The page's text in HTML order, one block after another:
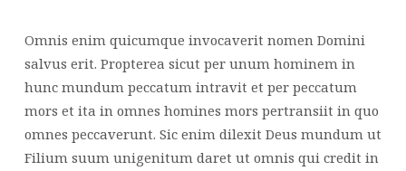
Omnis enim quicumque invocaverit nomen Domini
salvus erit. Propterea sicut per unum hominem in
hunc mundum peccatum intravit et per peccatum
mors et ita in omnes homines mors pertransiit in quo
omnes peccaverunt. Sic enim dilexit Deus mundum ut
Filium suum unigenitum daret ut omnis qui credit in